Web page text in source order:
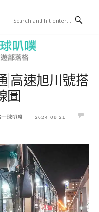
|高速旭川號搭
圖
一球叭噗 2024-09-21